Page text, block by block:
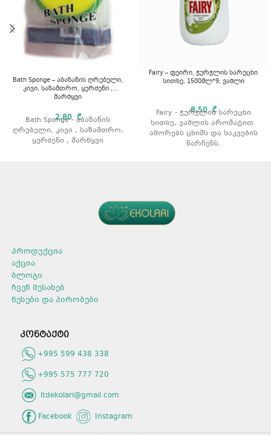
Bath Sponge – აბაზანის ღრუბელი,
კივი, საზამთრო, ყურძენი ,
მარწყვი
2,80₾
Bath Sponge - აბაზანის
ღრუბელი, კივი , საზამთრო,
ყურძენი , მარწყვი
Fairy – ფეირი, ჭურჭლის სარეცხი
სითხე, 1500მლ*9, ვაშლი
8,50₾
Fairy - ჭურჭლის სარეცხი
სითხე, ვაშლის არომატით.
აშორებს ცხიმს და საკვების
ნარჩენს.
მოცულობა: 1500 მლ
რაოდენობა შეფუთვაში: 16
არომატი: ლიმონი.
პროდუქცია
აქცია
ბლოგი
ჩვენ შესახებ
წესები და პირობები
კონტაქტი
+995 599 438 338
+995 575 777 720
ltdekolari@gmail.com
Facebook
Instagram